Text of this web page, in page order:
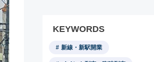
KEYWORDS
新線・新駅開業